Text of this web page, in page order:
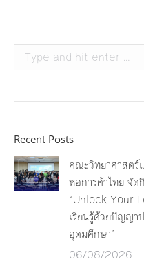
Search:
Recent Posts
คณะวิทยาศาสตร์
หอการค้าไทย จัด
“Unlock Your
เรียนรู้ด้วยปัญญา
อุดมศึกษา”
06/08/2026